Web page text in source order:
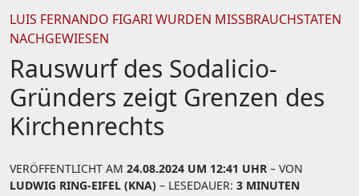
LUIS FERNANDO FIGARI WURDEN MISSBRAUCHSTATEN
NACHGEWIESEN
Rauswurf des Sodalicio-
Gründers zeigt Grenzen des
Kirchenrechts
VERÖFFENTLICHT AM 24.08.2024 UM 12:41 UHR – VON
LUDWIG RING-EIFEL (KNA) – LESEDAUER: 3 MINUTEN